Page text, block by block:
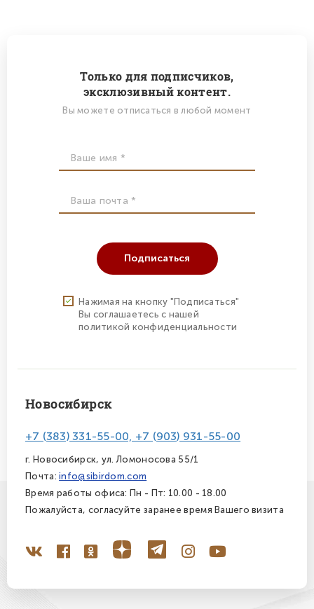
Только для подписчиков,
эксклюзивный контент.
Вы можете отписаться в любой момент
Подписаться
Нажимая на кнопку "Подписаться"
Вы соглашаетесь с нашей
политикой конфиденциальности
Новосибирск
+7 (383) 331-55-00, +7 (903) 931-55-00
г. Новосибирск, ул. Ломоносова 55/1
Почта:info@sibirdom.com
Время работы офиса: Пн - Пт: 10.00 - 18.00
Пожалуйста, согласуйте заранее время Вашего визита